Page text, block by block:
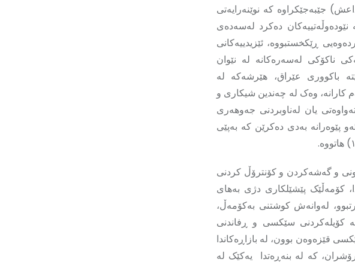
جێبەجێکراوە کە نوێنەرایەتی
دەکرد لەسەدەی
ڕێکخستبووە، ئێزیدییەکانی
ناکۆکی لەسەرەکانە لە نێوان
باکووری عێراق، هێرشەکە لە
پشت ئەم کارانە، وەک لە چەندین شیکاری و
یان لەناوبردنی جەوهەری
پێوەرانە بەدی دەکرێن کە بەپێی
و گەشەکردن و کۆنترۆڵ کردنی
کۆمەڵێک پێشێلکاری دژی بەهای
لەوانەش کوشتنی بەکۆمەڵ،
کۆیلەکردنی سێکسی و ڕفاندنی
قێزەوەن بوون، لە بازاڕەکاندا
کە لە بنەڕەتدا یەکێک لە